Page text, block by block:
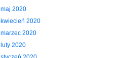
maj 2020
kwiecień 2020
marzec 2020
luty 2020